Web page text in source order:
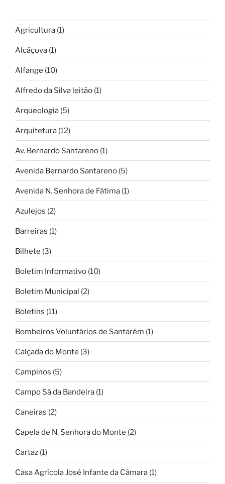
Agricultura (1)
Alcáçova (1)
Alfange (10)
Alfredo da Silva leitão (1)
Arqueologia (5)
Arquitetura (12)
Av. Bernardo Santareno (1)
Avenida Bernardo Santareno (5)
Avenida N. Senhora de Fátima (1)
Azulejos (2)
Barreiras (1)
Bilhete (3)
Boletim Informativo (10)
Boletim Municipal (2)
Boletins (11)
Bombeiros Voluntários de Santarém (1)
Calçada do Monte (3)
Campinos (5)
Campo Sá da Bandeira (1)
Caneiras (2)
Capela de N. Senhora do Monte (2)
Cartaz (1)
Casa Agrícola José Infante da Câmara (1)